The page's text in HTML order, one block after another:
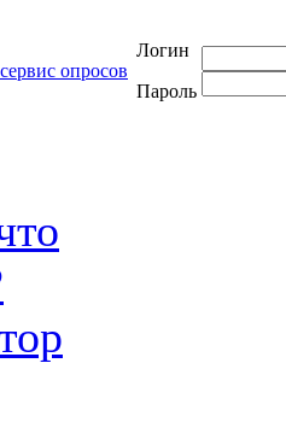
Логин
Пароль